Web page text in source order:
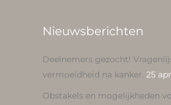
Nieuwsberichten
Deelnemers gezocht!
vermoeidheid na kanker. 25
Obstakels en mogelijkheden